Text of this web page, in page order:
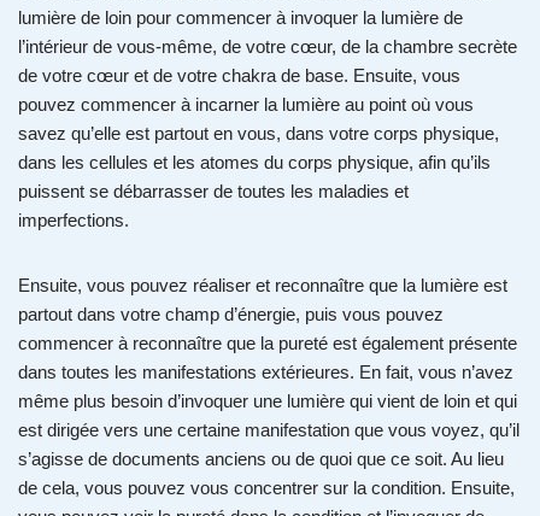
lumière de loin pour commencer à invoquer la lumière de
l’intérieur de vous-même, de votre cœur, de la chambre secrète
de votre cœur et de votre chakra de base. Ensuite, vous
pouvez commencer à incarner la lumière au point où vous
savez qu’elle est partout en vous, dans votre corps physique,
dans les cellules et les atomes du corps physique, afin qu’ils
puissent se débarrasser de toutes les maladies et
imperfections.
Ensuite, vous pouvez réaliser et reconnaître que la lumière est
partout dans votre champ d’énergie, puis vous pouvez
commencer à reconnaître que la pureté est également présente
dans toutes les manifestations extérieures. En fait, vous n’avez
même plus besoin d’invoquer une lumière qui vient de loin et qui
est dirigée vers une certaine manifestation que vous voyez, qu’il
s’agisse de documents anciens ou de quoi que ce soit. Au lieu
de cela, vous pouvez vous concentrer sur la condition. Ensuite,